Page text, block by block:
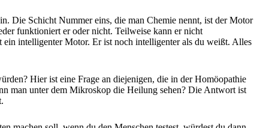
Die Schicht Nummer eins, die man Chemie nennt, ist der Motor
funktioniert er oder nicht. Teilweise kann er nicht
intelligenter Motor. Er ist noch intelligenter als du weißt. Alles
Hier ist eine Frage an diejenigen, die in der Homöopathie
man unter dem Mikroskop die Heilung sehen? Die Antwort ist